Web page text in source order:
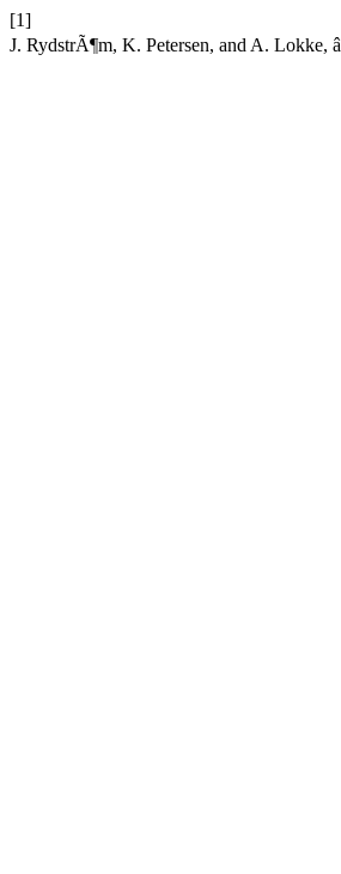
[1]
J. RydstrÃ¶m, K. Petersen, and A. Lokke,